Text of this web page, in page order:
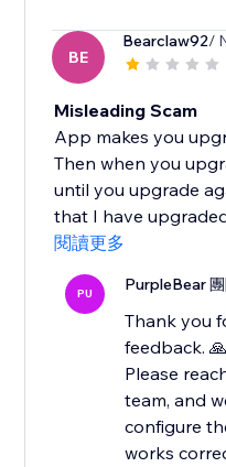
BE
Bearclaw92/
Misleading Scam
App makes you
Then when you
until you upgrade
that I have
閱讀更多
PU PurpleBear
Thank you
feedback. 🙏
Please
team, and
configure
works